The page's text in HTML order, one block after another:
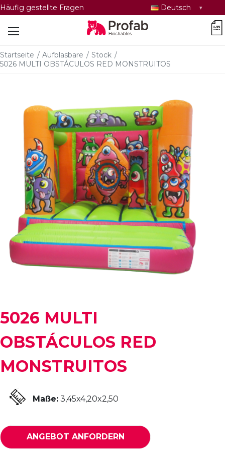
Häufig gestellte Fragen
auswählen
Deutsch
Startseite / Aufblasbare / Stock /
5026 MULTI OBSTÁCULOS RED MONSTRUITOS
5026 MULTI
OBSTÁCULOS RED
MONSTRUITOS
Maße: 3,45x4,20x2,50
ANGEBOT ANFORDERN